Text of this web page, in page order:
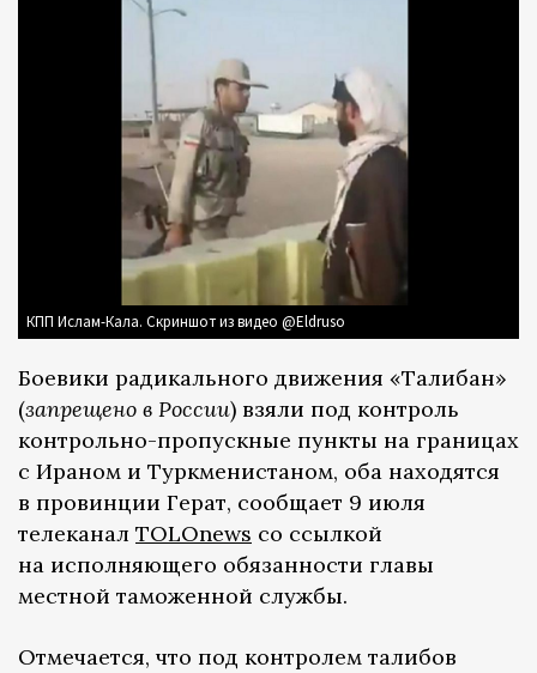
КПП Ислам-Кала. Скриншот из видео @Eldruso
Боевики радикального движения «Талибан»
(запрещено в России) взяли под контроль
контрольно-пропускные пункты на границах
с Ираном и Туркменистаном, оба находятся
в провинции Герат, сообщает 9 июля
телеканал TOLOnews со ссылкой
на исполняющего обязанности главы
местной таможенной службы.
Отмечается, что под контролем талибов